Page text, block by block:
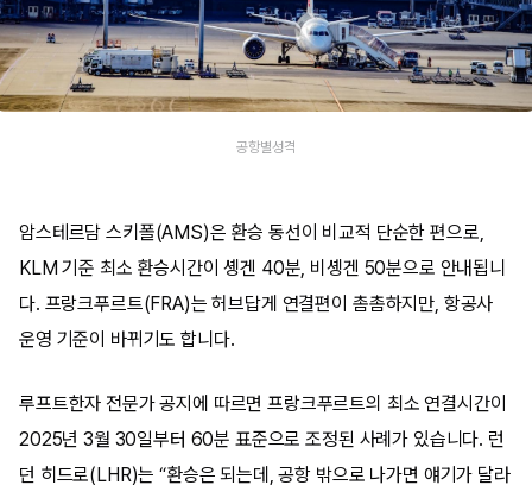
공항별성격
암스테르담 스키폴(AMS)은 환승 동선이 비교적 단순한 편으로,
KLM 기준 최소 환승시간이 솅겐 40분, 비솅겐 50분으로 안내됩니
다. 프랑크푸르트(FRA)는 허브답게 연결편이 촘촘하지만, 항공사
운영 기준이 바뀌기도 합니다.
루프트한자 전문가 공지에 따르면 프랑크푸르트의 최소 연결시간이
2025년 3월 30일부터 60분 표준으로 조정된 사례가 있습니다. 런
던 히드로(LHR)는 “환승은 되는데, 공항 밖으로 나가면 얘기가 달라